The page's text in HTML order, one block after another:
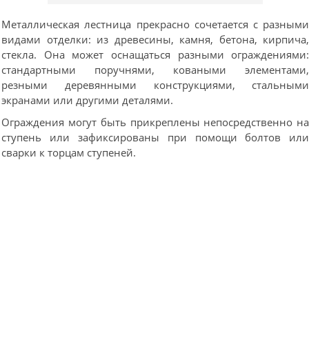
Металлическая лестница прекрасно сочетается с разными
видами отделки: из древесины, камня, бетона, кирпича,
стекла. Она может оснащаться разными ограждениями:
стандартными поручнями, коваными элементами,
резными деревянными конструкциями, стальными
экранами или другими деталями.
Ограждения могут быть прикреплены непосредственно на
ступень или зафиксированы при помощи болтов или
сварки к торцам ступеней.